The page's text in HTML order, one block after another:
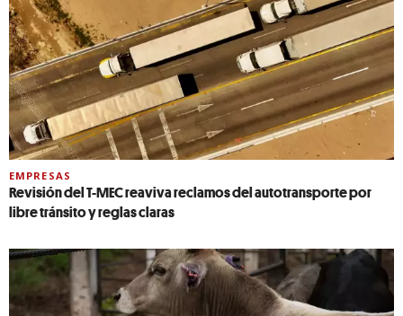
EMPRESAS
Revisión del T-MEC reaviva reclamos del autotransporte por
libre tránsito y reglas claras